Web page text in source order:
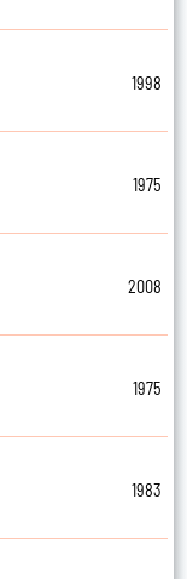
1998
1975
2008
1975
1983